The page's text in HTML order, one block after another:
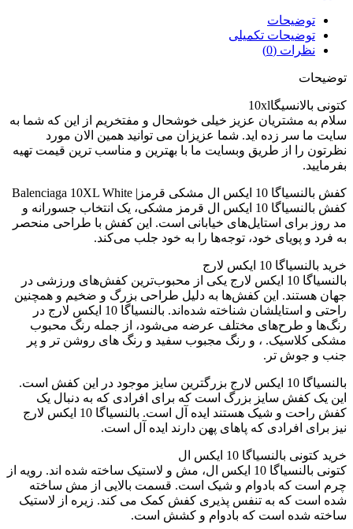
توضیحات
توضیحات تکمیلی
نظرات (0)
توضیحات
کتونی بالانسیگا10xl
سلام به مشتریان عزیز خیلی خوشحال و مفتخریم از این که شما به
سایت ما سر زده اید. شما عزیزان می توانید همین الان مورد
نظرتون را از طریق وبسایت ما با بهترین و مناسب ترین قیمت تهیه
بفرمایید.
کفش بالنسیاگا 10 ایکس ال مشکی قرمز| Balenciaga 10XL White
کفش بالنسیاگا 10 ایکس ال قرمز مشکی، یک انتخاب جسورانه و
مد روز برای استایل‌های خیابانی است. این کفش با طراحی منحصر
به فرد و پویای خود، توجه‌ها را به خود جلب می‌کند.
خرید بالنسیاگا 10 ایکس لارج
بالنسیاگا 10 ایکس لارج یکی از محبوب‌ترین کفش‌های ورزشی در
جهان هستند. این کفش‌ها به دلیل طراحی بزرگ و ضخیم و همچنین
راحتی و استایلشان شناخته شده‌اند. بالنسیاگا 10 ایکس لارج در
رنگ‌ها و طرح‌های مختلف عرضه می‌شود، از جمله رنگ محبوب
مشکی کلاسیک. ، و رنگ مجبوب سفید و رنگ های روشن تر و پر
جنب و جوش تر.
بالنسیاگا 10 ایکس لارج بزرگترین سایز موجود در این کفش است.
این یک کفش سایز بزرگ است که برای افرادی که به دنبال یک
کفش راحت و شیک هستند ایده آل است. بالنسیاگا 10 ایکس لارج
نیز برای افرادی که پاهای پهن دارند ایده آل است.
خرید کتونی بالنسیاگا 10 ایکس ال
کتونی بالنسیاگا 10 ایکس ال، مش و لاستیک ساخته شده اند. رویه از
چرم است که بادوام و شیک است. قسمت بالایی از مش ساخته
شده است که به تنفس پذیری کفش کمک می کند. زیره از لاستیک
ساخته شده است که بادوام و کشش است.